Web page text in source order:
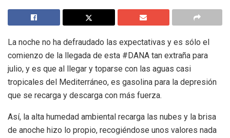
La noche no ha defraudado las expectativas y es sólo el
comienzo de la llegada de esta #DANA tan extraña para
julio, y es que al llegar y toparse con las aguas casi
tropicales del Mediterráneo, es gasolina para la depresión
que se recarga y descarga con más fuerza.
Así, la alta humedad ambiental recarga las nubes y la brisa
de anoche hizo lo propio, recogiéndose unos valores nada